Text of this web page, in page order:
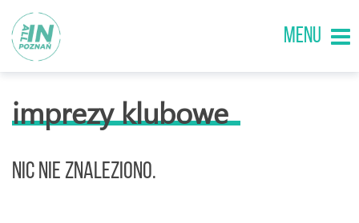
MENU
imprezy klubowe
Nic nie znaleziono.